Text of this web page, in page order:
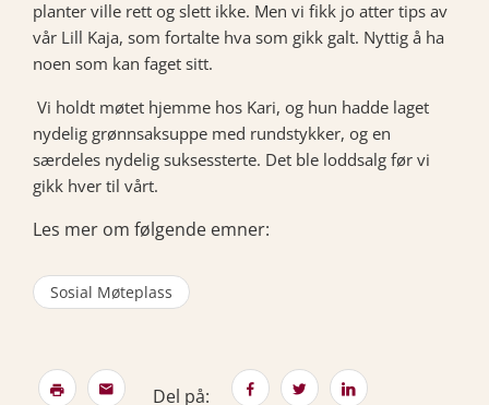
planter ville rett og slett ikke. Men vi fikk jo atter tips av
vår Lill Kaja, som fortalte hva som gikk galt. Nyttig å ha
noen som kan faget sitt.
Vi holdt møtet hjemme hos Kari, og hun hadde laget
nydelig grønnsaksuppe med rundstykker, og en
særdeles nydelig suksessterte. Det ble loddsalg før vi
gikk hver til vårt.
Les mer om følgende emner:
Sosial Møteplass
Del på: